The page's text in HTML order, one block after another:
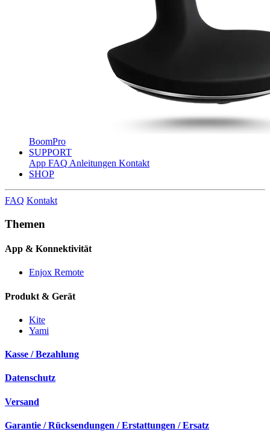
BoomPro
SUPPORT
App FAQ Anleitungen Kontakt
SHOP
FAQ Kontakt
Themen
App & Konnektivität
Enjox Remote
Produkt & Gerät
Kite
Yami
Kasse / Bezahlung
Datenschutz
Versand
Garantie / Rücksendungen / Erstattungen / Ersatz